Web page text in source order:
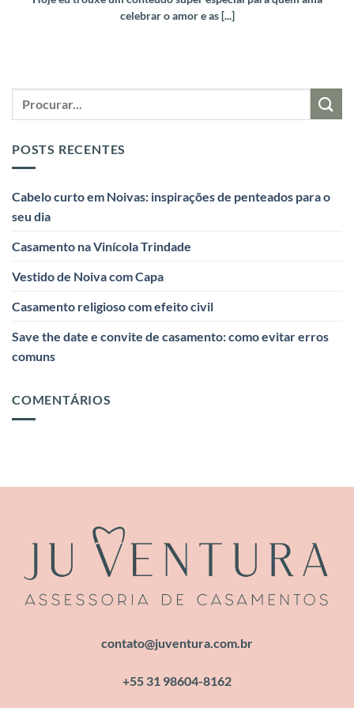
celebrar o amor e as [...]
POSTS RECENTES
Cabelo curto em Noivas: inspirações de penteados para o
seu dia
Casamento na Vinícola Trindade
Vestido de Noiva com Capa
Casamento religioso com efeito civil
Save the date e convite de casamento: como evitar erros
comuns
COMENTÁRIOS
contato@juventura.com.br
+55 31 98604-8162